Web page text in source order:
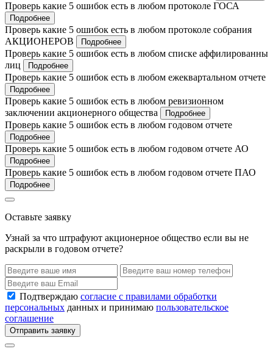
Проверь какие 5 ошибок есть в любом протоколе ГОСА
Подробнее
Проверь какие 5 ошибок есть в любом протоколе собрания
АКЦИОНЕРОВ
Подробнее
Проверь какие 5 ошибок есть в любом списке аффилированны
лиц
Подробнее
Проверь какие 5 ошибок есть в любом ежеквартальном отчете
Подробнее
Проверь какие 5 ошибок есть в любом ревизионном
заключении акционерного общества
Подробнее
Проверь какие 5 ошибок есть в любом годовом отчете
Подробнее
Проверь какие 5 ошибок есть в любом годовом отчете АО
Подробнее
Проверь какие 5 ошибок есть в любом годовом отчете ПАО
Подробнее
Оставьте заявку
Узнай за что штрафуют акционерное общество если вы не
раскрыли в годовом отчете?
Подтверждаю согласие с правилами обработки
персональных данных и принимаю пользовательское
соглашение
Отправить заявку